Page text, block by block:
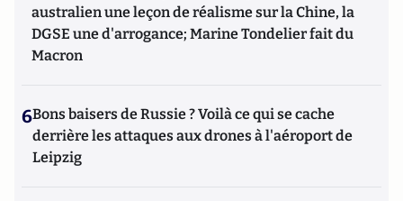
australien une leçon de réalisme sur la Chine, la
DGSE une d'arrogance; Marine Tondelier fait du
Macron
6Bons baisers de Russie ? Voilà ce qui se cache
derrière les attaques aux drones à l'aéroport de
Leipzig